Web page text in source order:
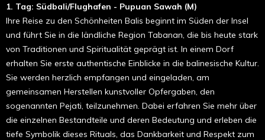
1. Tag: Südbali/Flughafen - Pupuan Sawah (M)
Ihre Reise zu den Schönheiten Balis beginnt im Süden der Insel
und führt Sie in die ländliche Region Tabanan, die bis heute stark
von Traditionen und Spiritualität geprägt ist. In einem Dorf
erhalten Sie erste authentische Einblicke in die balinesische Kultur.
Sie werden herzlich empfangen und eingeladen, am
gemeinsamen Herstellen kunstvoller Opfergaben, den
sogenannten Pejati, teilzunehmen. Dabei erfahren Sie mehr über
die einzelnen Bestandteile und deren Bedeutung und erleben die
tiefe Symbolik dieses Rituals, das Dankbarkeit und Respekt zum